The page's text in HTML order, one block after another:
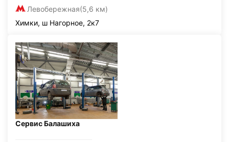
Левобережная(5,6 км)
Химки, ш Нагорное, 2к7
Сервис Балашиха